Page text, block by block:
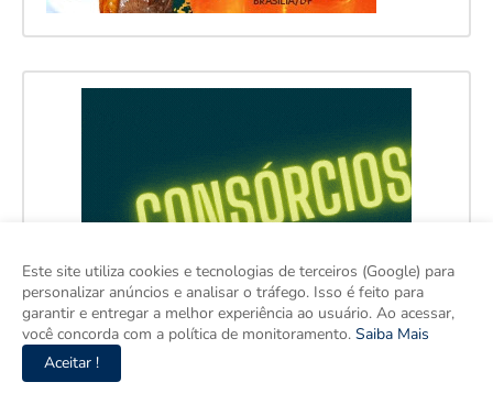
Este site utiliza cookies e tecnologias de terceiros (Google) para
personalizar anúncios e analisar o tráfego. Isso é feito para
garantir e entregar a melhor experiência ao usuário. Ao acessar,
você concorda com a política de monitoramento. Saiba Mais
Aceitar !